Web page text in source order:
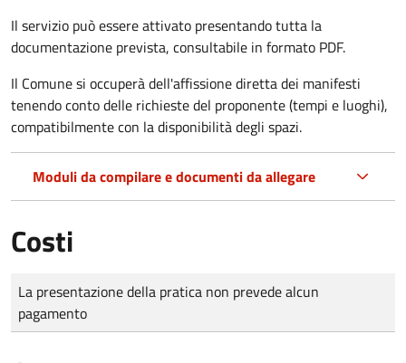
Il servizio può essere attivato presentando tutta la
documentazione prevista, consultabile in formato PDF.
Il Comune si occuperà dell'affissione diretta dei manifesti
tenendo conto delle richieste del proponente (tempi e luoghi),
compatibilmente con la disponibilità degli spazi.
Moduli da compilare e documenti da allegare
Costi
Tipo di pagamento
Importo
La presentazione della pratica non prevede alcun
pagamento